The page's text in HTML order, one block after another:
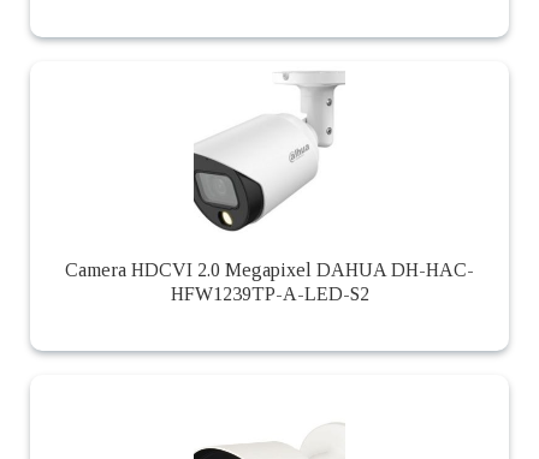
Camera HDCVI 2.0 Megapixel DAHUA DH-HAC-
HFW1239TP-A-LED-S2